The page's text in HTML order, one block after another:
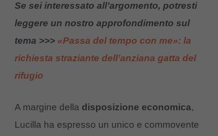
Se sei interessato all’argomento, potresti
leggere un nostro approfondimento sul
tema >>> «Passa del tempo con me»: la
richiesta straziante dell’anziana gatta del
rifugio
A margine della disposizione economica,
Lucilla ha espresso un unico e commovente